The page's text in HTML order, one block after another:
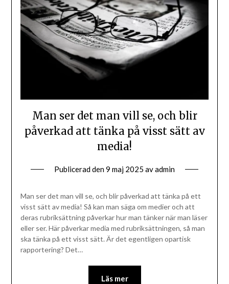
Man ser det man vill se, och blir
påverkad att tänka på visst sätt av
media!
Publicerad den9 maj 2025 avadmin
Man ser det man vill se, och blir påverkad att tänka på ett
visst sätt av media! Så kan man säga om medier och att
deras rubriksättning påverkar hur man tänker när man läser
eller ser. Här påverkar media med rubriksättningen, så man
ska tänka på ett visst sätt. Är det egentligen opartisk
rapportering? Det…
Läs mer